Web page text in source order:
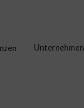
Unternehmen